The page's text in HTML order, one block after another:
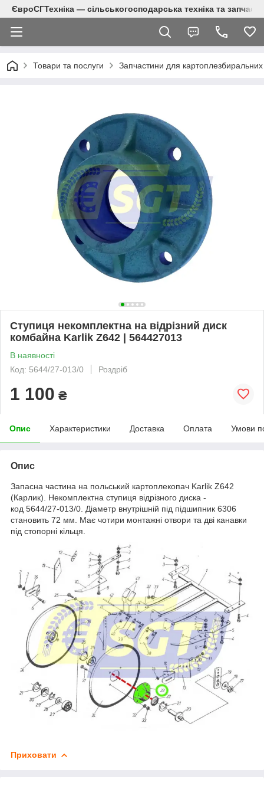
ЄвроСГТехніка — сільськогосподарська техніка та
Товари та послуги Запчастини для
Ступиця некомплектна на відрізний диск
комбайна Karlik Z642 | 564427013
В наявності
Код: 5644/27-013/0
Роздріб
1 100 ₴
Опис Характеристики Доставка Оплата Умови
Опис
Запасна частина на польський картоплекопач Karlik Z642
(Карлик). Некомплектна ступиця відрізного диска -
код 5644/27-013/0. Діаметр внутрішній під підшипник 6306
становить 72 мм. Має чотири монтажні отвори та дві канавки
під стопорні кільця.
Приховати